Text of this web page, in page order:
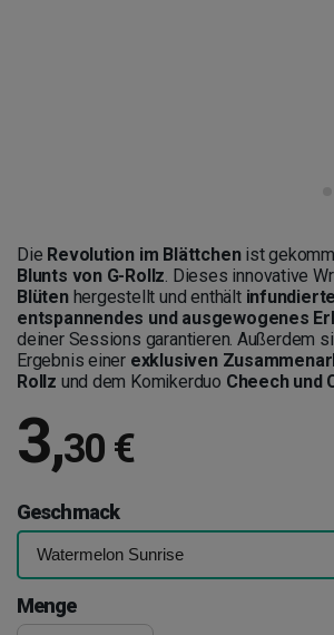
Die Revolution im Blättchenist
Blunts von G-Rollz. Dieses innovative
Blütenhergestellt und enthält
entspannendes und ausgewogenes
deiner Sessions garantieren. Außerdem
Ergebnis einer exklusiven
Rollz und dem Komikerduo Cheech und
3,30 €
Geschmack
Menge